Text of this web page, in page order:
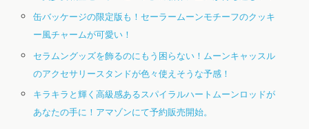
缶バッケージの限定版も！セーラームーンモチーフのクッキ
ー風チャームが可愛い！
セラムングッズを飾るのにもう困らない！ムーンキャッスル
のアクセサリースタンドが色々使えそうな予感！
キラキラと輝く高級感あるスパイラルハートムーンロッドが
あなたの手に！アマゾンにて予約販売開始。